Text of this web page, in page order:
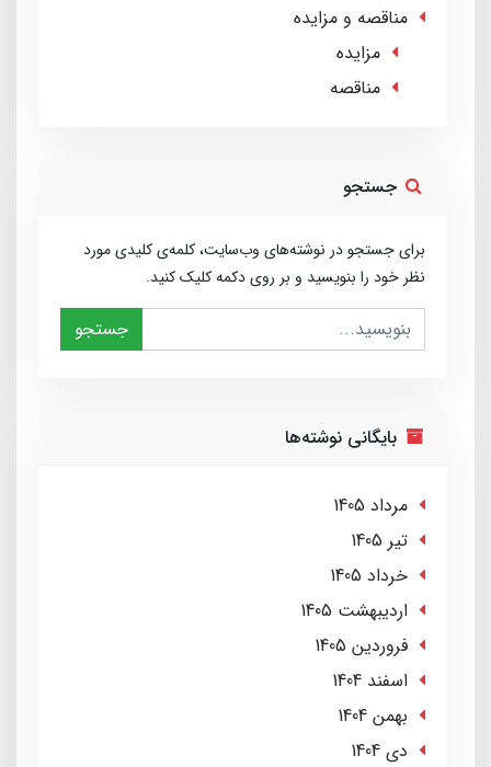
مناقصه و مزایده
مزایده
مناقصه
جستجو
برای جستجو در نوشته‌های وب‌سایت، کلمه‌ی کلیدی مورد
نظر خود را بنویسید و بر روی دکمه کلیک کنید.
جستجو
بایگانی نوشته‌ها
مرداد 1405
تير 1405
خرداد 1405
ارديبهشت 1405
فروردین 1405
اسفند 1404
بهمن 1404
دی 1404